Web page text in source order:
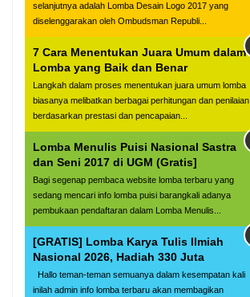
selanjutnya adalah Lomba Desain Logo 2017 yang
diselenggarakan oleh Ombudsman Republi...
7 Cara Menentukan Juara Umum dalam
Lomba yang Baik dan Benar
Langkah dalam proses menentukan juara umum lomba
biasanya melibatkan berbagai perhitungan dan penilaian
berdasarkan prestasi dan pencapaian...
Lomba Menulis Puisi Nasional Sastra
dan Seni 2017 di UGM (Gratis]
Bagi segenap pembaca website lomba terbaru yang
sedang mencari info lomba puisi barangkali adanya
pembukaan pendaftaran dalam Lomba Menulis...
[GRATIS] Lomba Karya Tulis Ilmiah
Nasional 2026, Hadiah 330 Juta
Hallo teman-teman semuanya dalam kesempatan kali
inilah admin info lomba terbaru akan membagikan